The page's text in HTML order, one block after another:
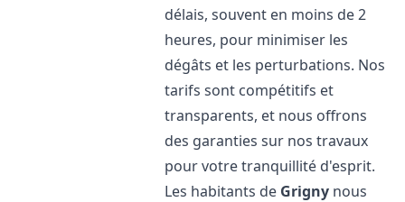
délais, souvent en moins de 2
heures, pour minimiser les
dégâts et les perturbations. Nos
tarifs sont compétitifs et
transparents, et nous offrons
des garanties sur nos travaux
pour votre tranquillité d'esprit.
Les habitants de Grigny nous